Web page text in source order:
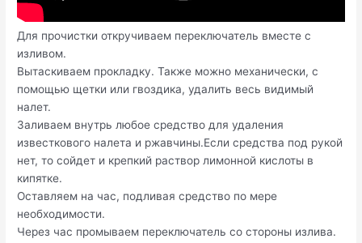
Для прочистки откручиваем переключатель вместе с
изливом.
Вытаскиваем прокладку. Также можно механически, с
помощью щетки или гвоздика, удалить весь видимый
налет.
Заливаем внутрь любое средство для удаления
известкового налета и ржавчины.Если средства под рукой
нет, то сойдет и крепкий раствор лимонной кислоты в
кипятке.
Оставляем на час, подливая средство по мере
необходимости.
Через час промываем переключатель со стороны излива.